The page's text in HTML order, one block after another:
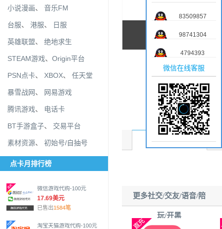
小说漫画、 音乐FM
台服、 港服、 日服
英雄联盟、 绝地求生
STEAM游戏、 Origin平台
PSN点卡、 XBOX、 任天堂
暴雪战网、 网易游戏
腾讯游戏、 电话卡
BT手游盒子、 交易平台
素材资源、 初始号/自抽号
点卡月排行榜
微信游戏代购-100元
17.69美元
已售出1584笔
淘宝天猫游戏代购-100元
商品介绍
更多社交/交友/语音/陪
玩/开黑
83509857
98741304
4794393
微信在线客服